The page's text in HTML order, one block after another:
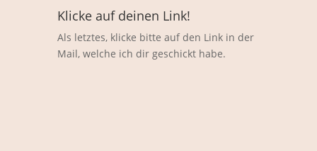
Klicke auf deinen Link!
Als letztes, klicke bitte auf den Link in der
Mail, welche ich dir geschickt habe.